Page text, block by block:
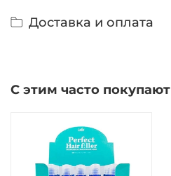
Доставка и оплата
С этим часто покупают